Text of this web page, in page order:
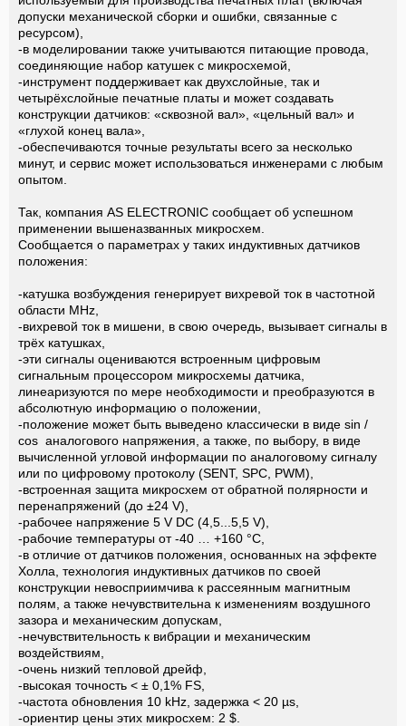
допуски механической сборки и ошибки, связанные с
ресурсом),
-в моделировании также учитываются питающие провода,
соединяющие набор катушек с микросхемой,
-инструмент поддерживает как двухслойные, так и
четырёхслойные печатные платы и может создавать
конструкции датчиков: «сквозной вал», «цельный вал» и
«глухой конец вала»,
-обеспечиваются точные результаты всего за несколько
минут, и сервис может использоваться инженерами с любым
опытом.
Так, компания AS ELECTRONIC сообщает об успешном
применении вышеназванных микросхем.
Сообщается о параметрах у таких индуктивных датчиков
положения:
-катушка возбуждения генерирует вихревой ток в частотной
области MHz,
-вихревой ток в мишени, в свою очередь, вызывает сигналы в
трёх катушках,
-эти сигналы оцениваются встроенным цифровым
сигнальным процессором микросхемы датчика,
линеаризуются по мере необходимости и преобразуются в
абсолютную информацию о положении,
-положение может быть выведено классически в виде sin /
cos аналогового напряжения, а также, по выбору, в виде
вычисленной угловой информации по аналоговому сигналу
или по цифровому протоколу (SENT, SPC, PWM),
-встроенная защита микросхем от обратной полярности и
перенапряжений (до ±24 V),
-рабочее напряжение 5 V DC (4,5...5,5 V),
-рабочие температуры от -40 … +160 °C,
-в отличие от датчиков положения, основанных на эффекте
Холла, технология индуктивных датчиков по своей
конструкции невосприимчива к рассеянным магнитным
полям, а также нечувствительна к изменениям воздушного
зазора и механическим допускам,
-нечувствительность к вибрации и механическим
воздействиям,
-очень низкий тепловой дрейф,
-высокая точность < ± 0,1% FS,
-частота обновления 10 kHz, задержка < 20 µs,
-ориентир цены этих микросхем: 2 $.